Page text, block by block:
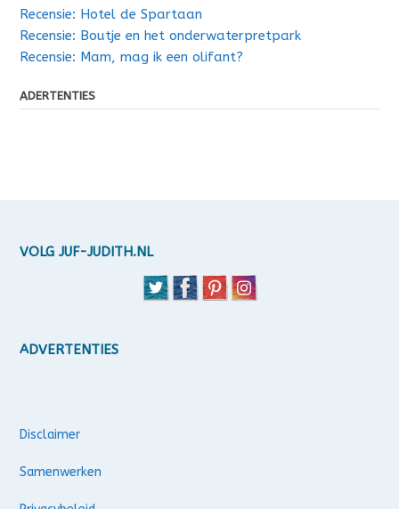
Recensie: Hotel de Spartaan
Recensie: Boutje en het onderwaterpretpark
Recensie: Mam, mag ik een olifant?
ADERTENTIES
VOLG JUF-JUDITH.NL
ADVERTENTIES
Disclaimer
Samenwerken